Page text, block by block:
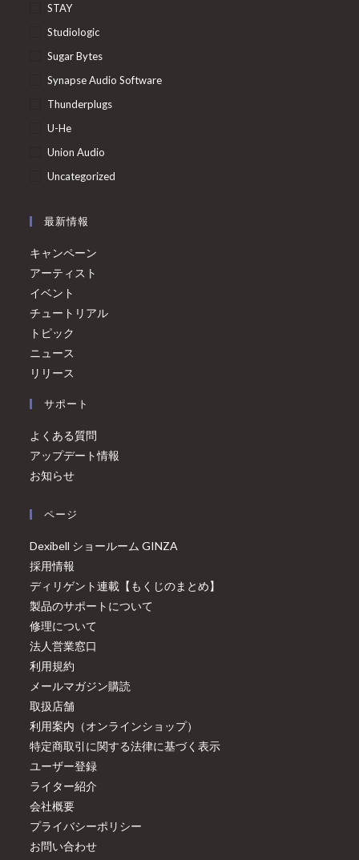
STAY
Studiologic
Sugar Bytes
Synapse Audio Software
Thunderplugs
U-He
Union Audio
Uncategorized
最新情報
キャンペーン
アーティスト
イベント
チュートリアル
トピック
ニュース
リリース
サポート
よくある質問
アップデート情報
お知らせ
ページ
Dexibell ショールーム GINZA
採用情報
ディリゲント連載【もくじのまとめ】
製品のサポートについて
修理について
法人営業窓口
利用規約
メールマガジン購読
取扱店舗
利用案内（オンラインショップ）
特定商取引に関する法律に基づく表示
ユーザー登録
ライター紹介
会社概要
プライバシーポリシー
お問い合わせ